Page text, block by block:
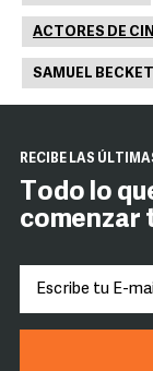
ACTORES DE
SAMUEL
RECIBE LAS
Todo lo
comenzar